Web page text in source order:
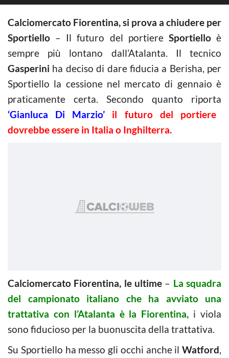
Calciomercato Fiorentina, si prova a chiudere per
Sportiello – Il futuro del portiere Sportielloè
sempre più lontano dall’Atalanta. Il tecnico
Gasperini ha deciso di dare fiducia a Berisha, per
Sportiello la cessione nel mercato di gennaio è
praticamente certa. Secondo quanto riporta
‘Gianluca Di Marzio’
il futuro del portiere
dovrebbe essere in Italia o Inghilterra.
Calciomercato Fiorentina, le ultime – La squadra
del campionato italiano che ha avviato una
trattativa con l’Atalanta è la Fiorentina, i viola
sono fiducioso per la buonuscita della trattativa.
Su Sportiello ha messo gli occhi anche il Watford,